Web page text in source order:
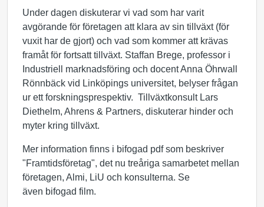
Under dagen diskuterar vi vad som har varit
avgörande för företagen att klara av sin tillväxt (för
vuxit har de gjort) och vad som kommer att krävas
framåt för fortsatt tillväxt. Staffan Brege, professor i
Industriell marknadsföring och docent Anna Öhrwall
Rönnbäck vid Linköpings universitet, belyser frågan
ur ett forskningsprespektiv. Tillväxtkonsult Lars
Diethelm, Ahrens & Partners, diskuterar hinder och
myter kring tillväxt.
Mer information finns i bifogad pdf som beskriver
"Framtidsföretag", det nu treåriga samarbetet mellan
företagen, Almi, LiU och konsulterna. Se
även bifogad film.